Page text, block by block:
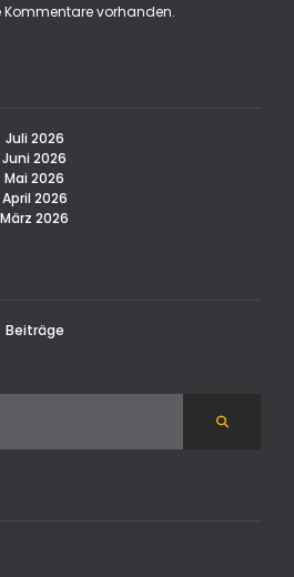
Kommentare vorhanden.
Juli 2026
Juni 2026
Mai 2026
April 2026
März 2026
Beiträge